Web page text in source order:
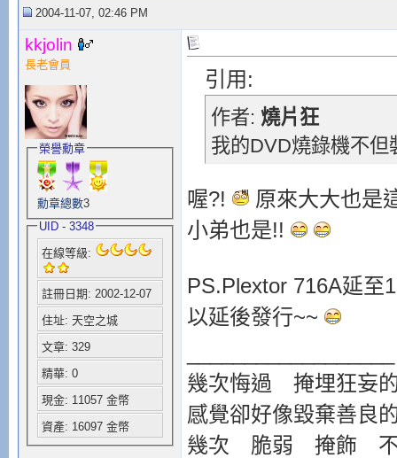
2004-11-07, 02:46 PM
kkjolin
長老會員
榮譽勳章
勳章總數3
UID - 3348
在線等級:
註冊日期: 2002-12-07
住址: 天空之城
文章: 329
精華: 0
現金: 11057 金幣
資產: 16097 金幣
引用:
作者: 燒片狂
我的DVD燒錄機不
喔?!
原來大大也是
小弟也是!!
PS.Plextor 716A延至
以延後發行~~
幾次悔過 掩埋狂妄
感覺卻好像毀棄善良
幾次 脆弱 掩飾 不